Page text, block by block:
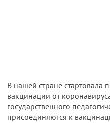
В нашей стране стартовала
вакцинации от
государственного
присоединяются к